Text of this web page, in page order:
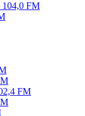
FM
FM